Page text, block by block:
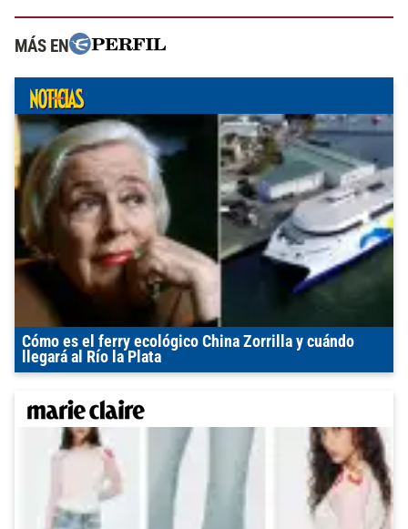
MÁS EN
Cómo es el ferry ecológico China Zorrilla y cuándo
llegará al Río la Plata